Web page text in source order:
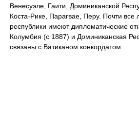
Венесуэле, Гаити, Доминиканской
Коста-Рике, Парагвае, Перу. Почти все
республики имеют дипломатические
Колумбия (с 1887) и Доминиканская
связаны с Ватиканом конкордатом.